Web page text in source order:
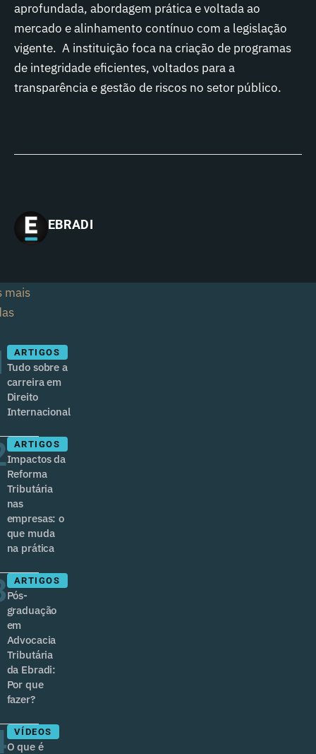
aprofundada, abordagem prática e voltada ao
mercado e alinhamento contínuo com a legislação
vigente. A instituição foca na criação de programas
de integridade eficientes, voltados para a
transparência e gestão de riscos no setor público.
EBRADI
mais
ARTIGOS
Tudo sobre a
carreira em
Direito
Internacional
ARTIGOS
Impactos da
Reforma
Tributária
nas
empresas: o
que muda
na prática
ARTIGOS
Pós-
graduação
em
Advocacia
Tributária
da Ebradi:
Por que
fazer?
VÍDEOS
O que é